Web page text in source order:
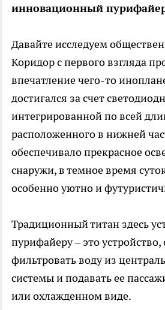
инновационный
Давайте исследуем
Коридор с первого взгляда
впечатление чего-то
достигался за счет
интегрированной по всей
расположенного в нижней
обеспечивало прекрасное
снаружи, в темное время
особенно уютно и
Традиционный титан здесь
пурифайеру – это устройство,
фильтровать воду из
системы и подавать ее
или охлажденном виде.